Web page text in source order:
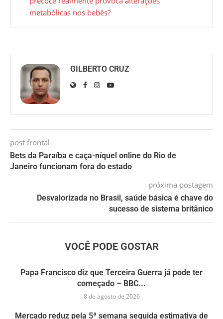
metabólicas nos bebês?
GILBERTO CRUZ
post frontal
Bets da Paraíba e caça-níquel online do Rio de
Janeiro funcionam fora do estado
próxima postagem
Desvalorizada no Brasil, saúde básica é chave do
sucesso de sistema britânico
VOCÊ PODE GOSTAR
Papa Francisco diz que Terceira Guerra já pode ter
começado – BBC...
8 de agosto de 2026
Mercado reduz pela 5ª semana seguida estimativa de